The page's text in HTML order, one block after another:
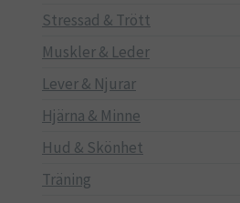
Stressad & Trött
Muskler & Leder
Lever & Njurar
Hjärna & Minne
Hud & Skönhet
Träning